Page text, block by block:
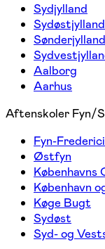
Sydjylland
Sydøstjylland
Sønderjylland
Aalborg
Aarhus
Aftenskoler Fyn/
Fyn-
Østfyn
Københavns
København
Køge Bugt
Sydøst
Syd- og